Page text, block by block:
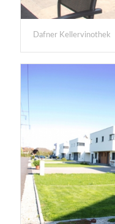
Dafner Kellervinothek